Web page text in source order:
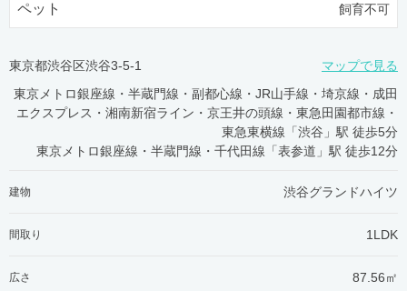
ペット 飼育不可
東京都渋谷区渋谷3-5-1
マップで見る
東京メトロ銀座線・半蔵門線・副都心線・JR山手線・埼京線・成田
エクスプレス・湘南新宿ライン・京王井の頭線・東急田園都市線・
東急東横線「渋谷」駅 徒歩5分
東京メトロ銀座線・半蔵門線・千代田線「表参道」駅 徒歩12分
建物 渋谷グランドハイツ
間取り 1LDK
広さ 87.56㎡